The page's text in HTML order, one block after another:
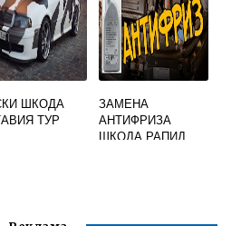
ШКОДА
ТУР
ЗАМЕНА
АНТИФРИЗА
ШКОДА РАПИД